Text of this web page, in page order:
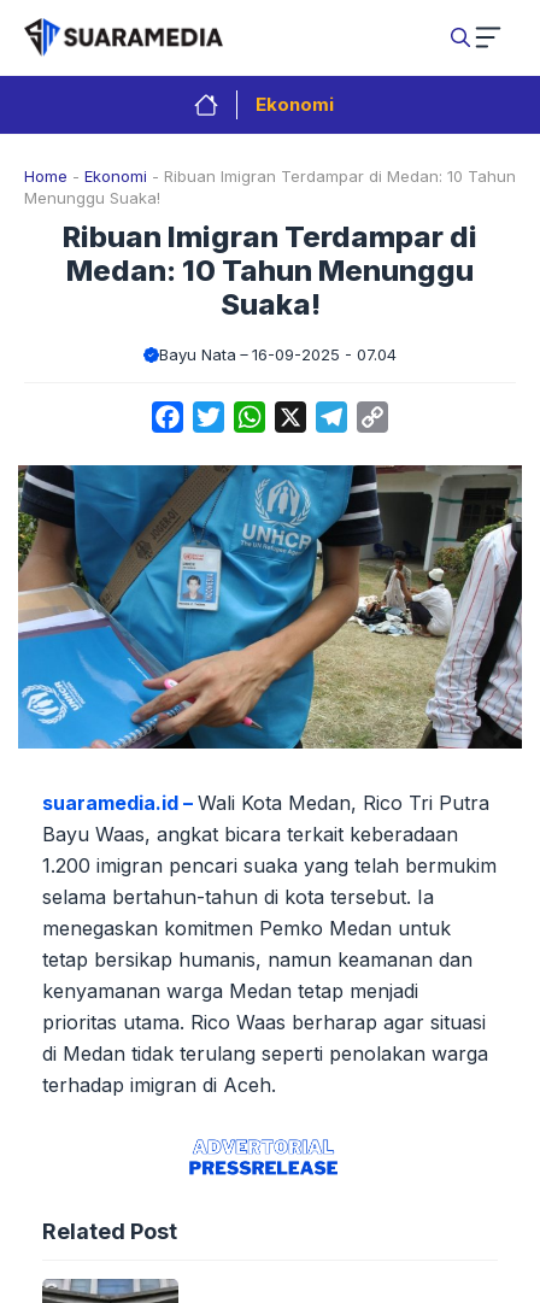
Langsung
isi
Ekonomi
Home - Ekonomi - Ribuan Imigran Terdampar di Medan: 10 Tahun
Menunggu Suaka!
Ribuan Imigran Terdampar di
Medan: 10 Tahun Menunggu
Suaka!
Bayu Nata 16-09-2025 - 07.04
FacebookTwitterWhatsApp Telegram
suaramedia.id – Wali Kota Medan, Rico Tri Putra
Bayu Waas, angkat bicara terkait keberadaan
1.200 imigran pencari suaka yang telah bermukim
selama bertahun-tahun di kota tersebut. Ia
menegaskan komitmen Pemko Medan untuk
tetap bersikap humanis, namun keamanan dan
kenyamanan warga Medan tetap menjadi
prioritas utama. Rico Waas berharap agar situasi
di Medan tidak terulang seperti penolakan warga
terhadap imigran di Aceh.
Related Post